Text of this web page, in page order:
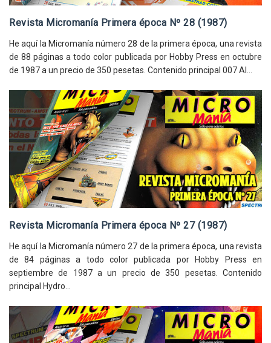
Revista Micromanía Primera época Nº 28 (1987)
He aquí la Micromanía número 28 de la primera época, una revista
de 88 páginas a todo color publicada por Hobby Press en octubre
de 1987 a un precio de 350 pesetas. Contenido principal 007 Al...
Revista Micromanía Primera época Nº 27 (1987)
He aquí la Micromanía número 27 de la primera época, una revista
de 84 páginas a todo color publicada por Hobby Press en
septiembre de 1987 a un precio de 350 pesetas. Contenido
principal Hydro...